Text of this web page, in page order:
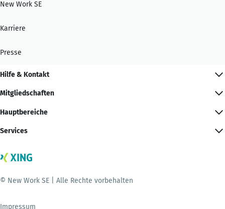
New Work SE
Karriere
Presse
Hilfe & Kontakt
Mitgliedschaften
Hauptbereiche
Services
© New Work SE | Alle Rechte vorbehalten
Impressum